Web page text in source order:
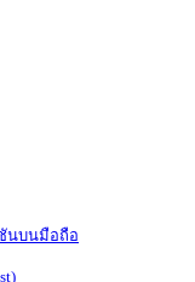
นบนมือถือ